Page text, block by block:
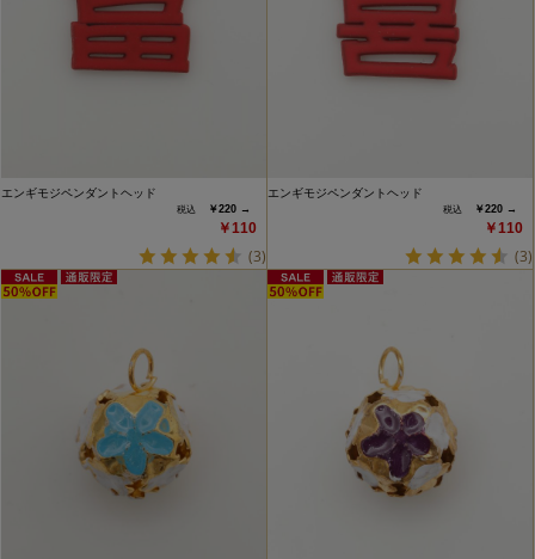
エンギモジペンダントヘッド
￥220 →
￥110
(3)
エンギモジペンダントヘッド
￥220 →
￥110
(3)